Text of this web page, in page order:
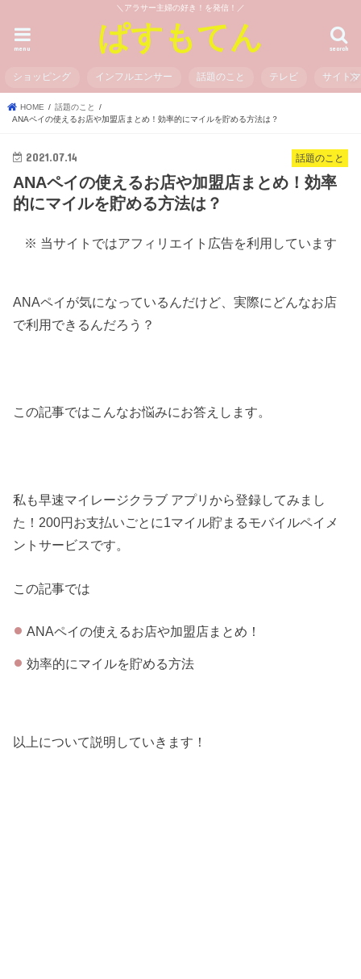
＼アラサー主婦の好き！を発信！／
ぱすもてん search
menu
ショッピング インフルエンサー 話題のこと テレビ サイト
HOME
話題のこと
ANAペイの使えるお店や加盟店まとめ！効率的にマイルを貯める方法は？
話題のこと
2021.07.14
ANAペイの使えるお店や加盟店まとめ！効率
的にマイルを貯める方法は？
※ 当サイトではアフィリエイト広告を利用しています
ANAペイが気になっているんだけど、実際にどんなお店
で利用できるんだろう？
この記事ではこんなお悩みにお答えします。
私も早速マイレージクラブ アプリから登録してみまし
た！200円お支払いごとに1マイル貯まるモバイルペイメ
ントサービスです。
この記事では
ANAペイの使えるお店や加盟店まとめ！
効率的にマイルを貯める方法
以上について説明していきます！